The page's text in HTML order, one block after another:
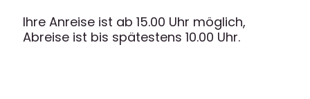
Ihre Anreise ist ab 15.00 Uhr möglich,
Abreise ist bis spätestens 10.00 Uhr.